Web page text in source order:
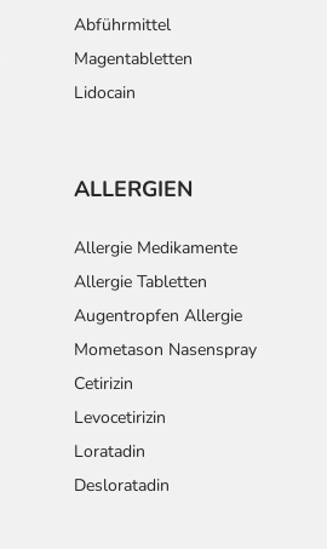
Abführmittel
Magentabletten
Lidocain
ALLERGIEN
Allergie Medikamente
Allergie Tabletten
Augentropfen Allergie
Mometason Nasenspray
Cetirizin
Levocetirizin
Loratadin
Desloratadin